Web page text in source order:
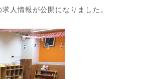
人情報が公開になりました。